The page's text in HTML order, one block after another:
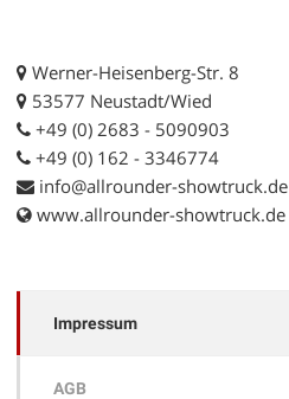
Werner-Heisenberg-Str. 8
53577 Neustadt/Wied
+49 (0) 2683 - 5090903
+49 (0) 162 - 3346774
info@allrounder-showtruck.de
www.allrounder-showtruck.de
Impressum
AGB